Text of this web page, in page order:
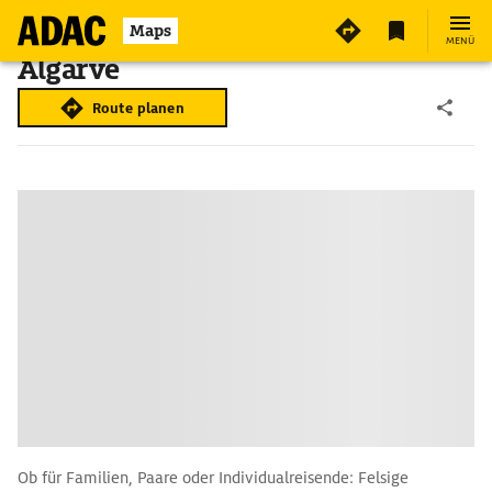
Maps MENÜ
Algarve
Route planen
Ob für Familien, Paare oder Individualreisende: Felsige